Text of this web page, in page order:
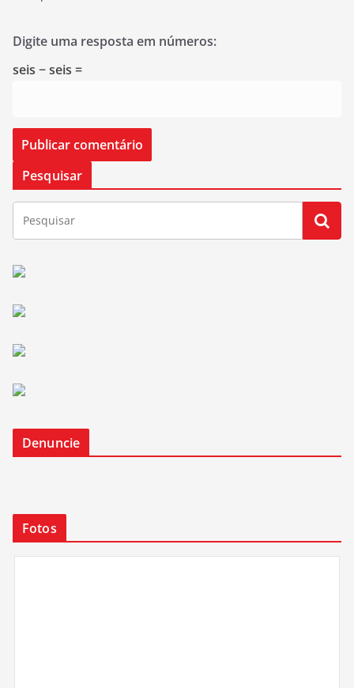
Digite uma resposta em números:
seis − seis =
Pesquisar
Denuncie
Fotos